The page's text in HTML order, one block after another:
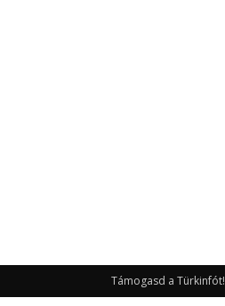
Támogasd a Türkinfót!